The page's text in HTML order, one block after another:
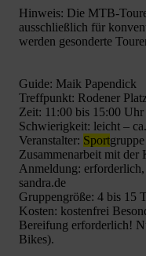
Hinweis: Die MTB-
ausschließlich für
werden gesonderte
Guide: Maik Papendick
Treffpunkt: Rodener
Zeit: 11:00 bis 15:00 Uhr
Schwierigkeit: leicht –
Veranstalter: Sport
Zusammenarbeit mit
Anmeldung:
sandra.de
Gruppengröße: 4 bis 15
Kosten: kostenfrei
Bereifung erforderlich!
Bikes).